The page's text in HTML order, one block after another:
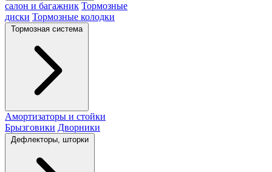
салон и багажник Тормозные
диски Тормозные колодки
Тормозная система
Амортизаторы и стойки
Брызговики Дворники
Дефлекторы, шторки